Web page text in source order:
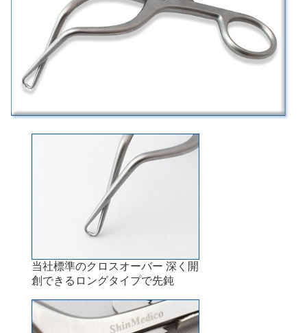
当社標準のクロスオーバー 深く開
創できるロングタイプで先鈍